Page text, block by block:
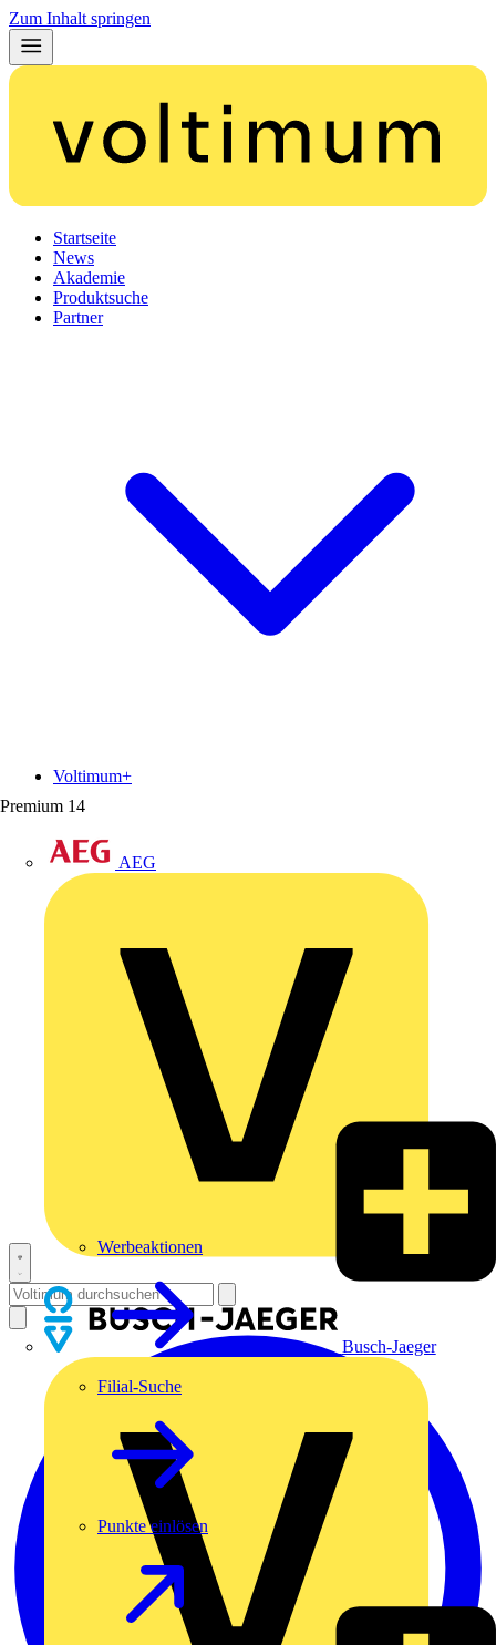
Zum Inhalt springen
Startseite
News
Akademie
Produktsuche
Partner
Premium 14
AEG
Busch-Jaeger
Voltimum+
Werbeaktionen
Filial-Suche
Punkte einlösen